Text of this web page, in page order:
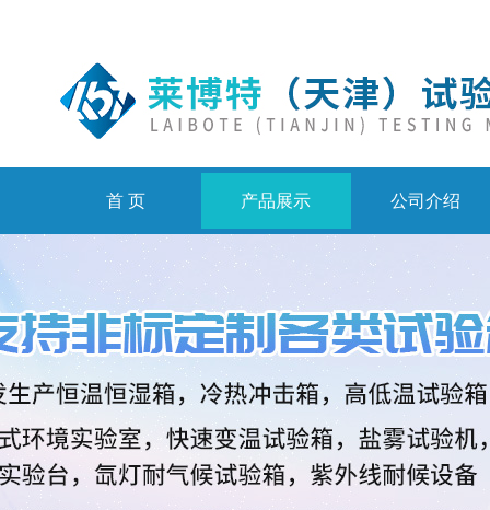
首 页 产品展示 公司介绍